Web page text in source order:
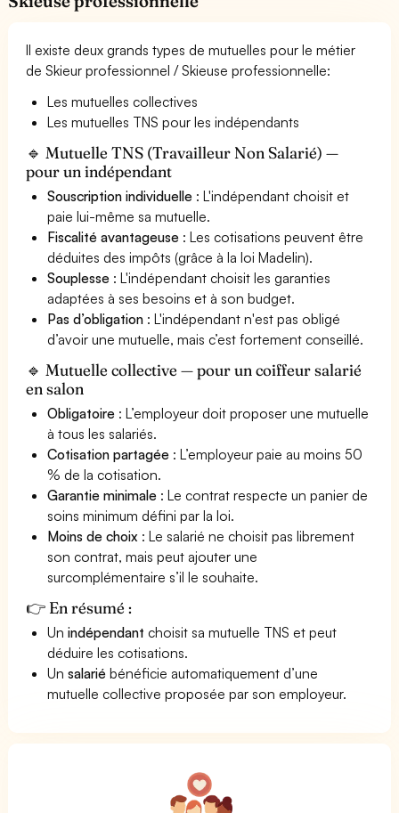
Il existe deux grands types de mutuelles pour le métier
de Skieur professionnel / Skieuse professionnelle:
Les mutuelles collectives
Les mutuelles TNS pour les indépendants
🔹 Mutuelle TNS (Travailleur Non Salarié) —
pour un indépendant
Souscription individuelle : L'indépendant choisit et
paie lui-même sa mutuelle.
Fiscalité avantageuse : Les cotisations peuvent être
déduites des impôts (grâce à la loi Madelin).
Souplesse : L'indépendant choisit les garanties
adaptées à ses besoins et à son budget.
Pas d’obligation : L'indépendant n'est pas obligé
d’avoir une mutuelle, mais c’est fortement conseillé.
🔹 Mutuelle collective — pour un coiffeur salarié
en salon
Obligatoire : L’employeur doit proposer une mutuelle
à tous les salariés.
Cotisation partagée : L’employeur paie au moins 50
% de la cotisation.
Garantie minimale : Le contrat respecte un panier de
soins minimum défini par la loi.
Moins de choix : Le salarié ne choisit pas librement
son contrat, mais peut ajouter une
surcomplémentaire s’il le souhaite.
👉 En résumé :
Unindépendant choisit sa mutuelle TNS et peut
déduire les cotisations.
Unsalarié bénéficie automatiquement d’une
mutuelle collective proposée par son employeur.